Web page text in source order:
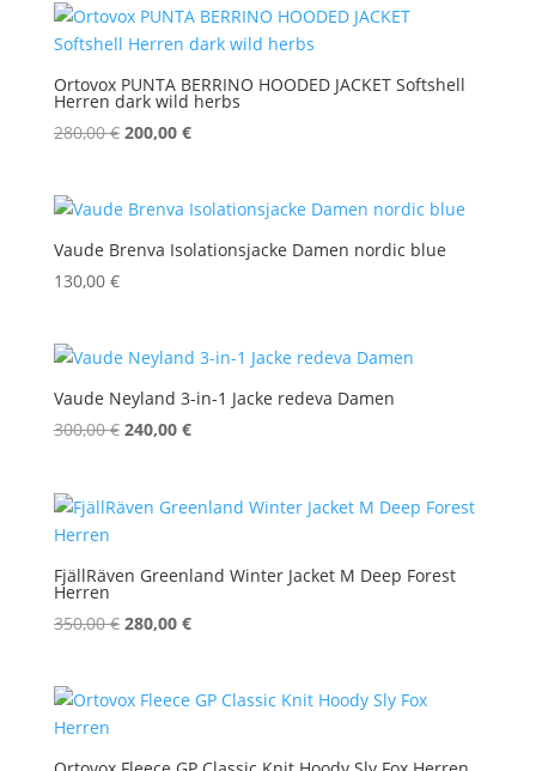
Ortovox PUNTA BERRINO HOODED JACKET Softshell
Herren dark wild herbs
280,00€ Ursprünglicher
280,00 €
200,00 €Aktueller
200,00 €.
Vaude Brenva Isolationsjacke Damen nordic blue
130,00 €
Vaude Neyland 3-in-1 Jacke redeva Damen
300,00€ Ursprünglicher
300,00 €
240,00 €Aktueller
240,00 €.
FjällRäven Greenland Winter Jacket M Deep Forest
Herren
350,00€ Ursprünglicher
350,00 €
280,00 €Aktueller
280,00 €.